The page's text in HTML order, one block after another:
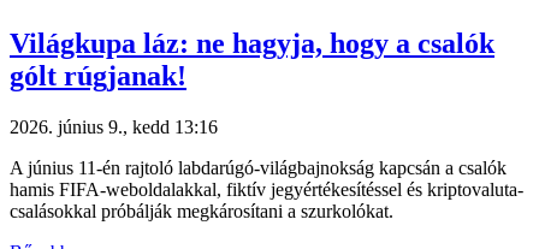
Világkupa láz: ne hagyja, hogy a csalók
gólt rúgjanak!
2026. június 9., kedd 13:16
A június 11-én rajtoló labdarúgó-világbajnokság kapcsán a csalók
hamis FIFA-weboldalakkal, fiktív jegyértékesítéssel és kriptovaluta-
csalásokkal próbálják megkárosítani a szurkolókat.